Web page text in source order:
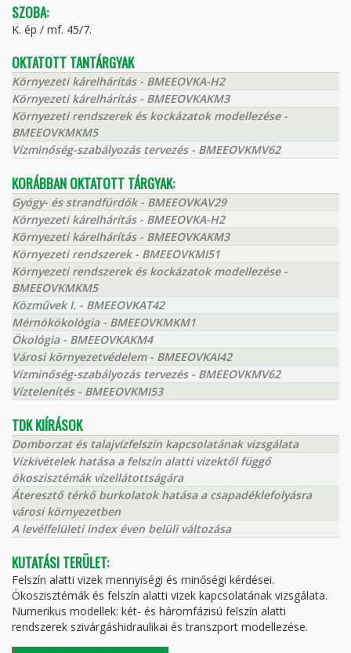
SZOBA:
K. ép / mf. 45/7.
OKTATOTT TANTÁRGYAK
Környezeti kárelhárítás - BMEEOVKA-H2
Környezeti kárelhárítás - BMEEOVKAKM3
Környezeti rendszerek és kockázatok modellezése -
BMEEOVKMKM5
Vízminőség-szabályozás tervezés - BMEEOVKMV62
KORÁBBAN OKTATOTT TÁRGYAK:
Gyógy- és strandfürdők - BMEEOVKAV29
Környezeti kárelhárítás - BMEEOVKA-H2
Környezeti kárelhárítás - BMEEOVKAKM3
Környezeti rendszerek - BMEEOVKMI51
Környezeti rendszerek és kockázatok modellezése -
BMEEOVKMKM5
Közművek I. - BMEEOVKAT42
Mérnökökológia - BMEEOVKMKM1
Ökológia - BMEEOVKAKM4
Városi környezetvédelem - BMEEOVKAI42
Vízminőség-szabályozás tervezés - BMEEOVKMV62
Víztelenítés - BMEEOVKMI53
TDK KIÍRÁSOK
Domborzat és talajvízfelszín kapcsolatának vizsgálata
Vízkivételek hatása a felszín alatti vizektől függő
ökoszisztémák vízellátottságára
Áteresztő térkő burkolatok hatása a csapadéklefolyásra
városi környezetben
A levélfelületi index éven belüli változása
KUTATÁSI TERÜLET:
Felszín alatti vizek mennyiségi és minőségi kérdései.
Ökoszisztémák és felszín alatti vizek kapcsolatának vizsgálata.
Numerikus modellek: két- és háromfázisú felszín alatti
rendszerek szivárgáshidraulikai és transzport modellezése.